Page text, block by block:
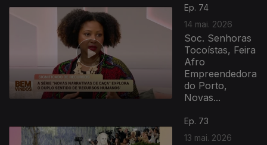
Ep. 74
14 mai. 2026
Soc. Senhoras
Tocoístas, Feira
Afro
Empreendedora
do Porto,
Novas...
Ep. 73
13 mai. 2026